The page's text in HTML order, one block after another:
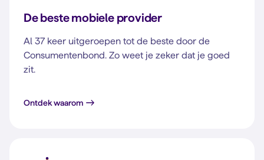
De beste mobiele provider
Al 37 keer uitgeroepen tot de beste door de
Consumentenbond. Zo weet je zeker dat je goed
zit.
Ontdek waarom